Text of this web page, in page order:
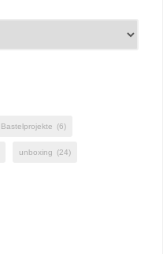
Bastelprojekte (6)
unboxing (24)